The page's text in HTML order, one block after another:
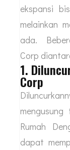
ekspansi
melainkan
ada.
Corp
1.
Corp
Rumah
dapat